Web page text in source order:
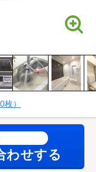
）
わせする